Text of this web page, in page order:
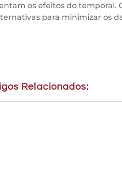
os efeitos do temporal.
para minimizar os
Relacionados: